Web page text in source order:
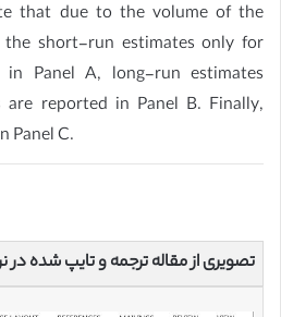
that due to the volume of the
short-run estimates only for
Panel A, long-run estimates
reported in Panel B. Finally,
Panel C.
تصویری از مقاله ترجمه و تایپ شده در